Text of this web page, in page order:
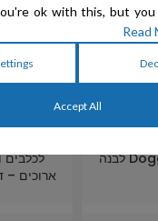
לכלבים
ארוכים –
ok with this, but
Read
Accept All